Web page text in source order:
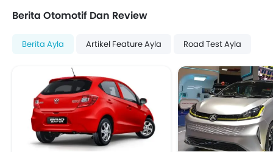
Berita Otomotif Dan Review
Berita Ayla Artikel Feature Ayla Road Test Ayla